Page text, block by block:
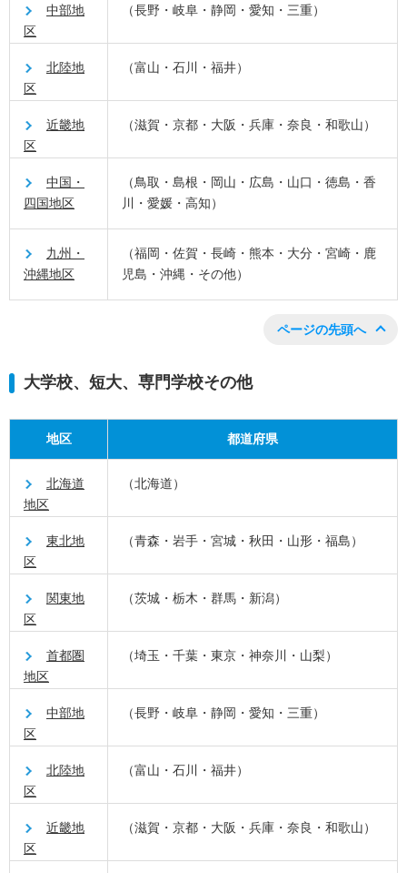
中部地
区
（長野・岐阜・静岡・愛知・三重）
北陸地
区
（富山・石川・福井）
近畿地
区
（滋賀・京都・大阪・兵庫・奈良・和歌山）
中国・
四国地区
（鳥取・島根・岡山・広島・山口・徳島・香
川・愛媛・高知）
九州・
沖縄地区
（福岡・佐賀・長崎・熊本・大分・宮崎・鹿
児島・沖縄・その他）
ページの先頭へ
大学校、短大、専門学校その他
地区 都道府県
北海道
地区
（北海道）
東北地
区
（青森・岩手・宮城・秋田・山形・福島）
関東地
区
（茨城・栃木・群馬・新潟）
首都圏
地区
（埼玉・千葉・東京・神奈川・山梨）
中部地
区
（長野・岐阜・静岡・愛知・三重）
北陸地
区
（富山・石川・福井）
近畿地
区
（滋賀・京都・大阪・兵庫・奈良・和歌山）